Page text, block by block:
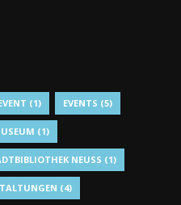
(1) EVENTS (5)
(1)
NEUSS (1)
(4)